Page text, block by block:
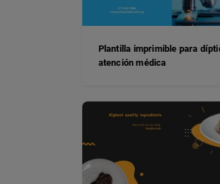
Plantilla imprimible para
atención médica